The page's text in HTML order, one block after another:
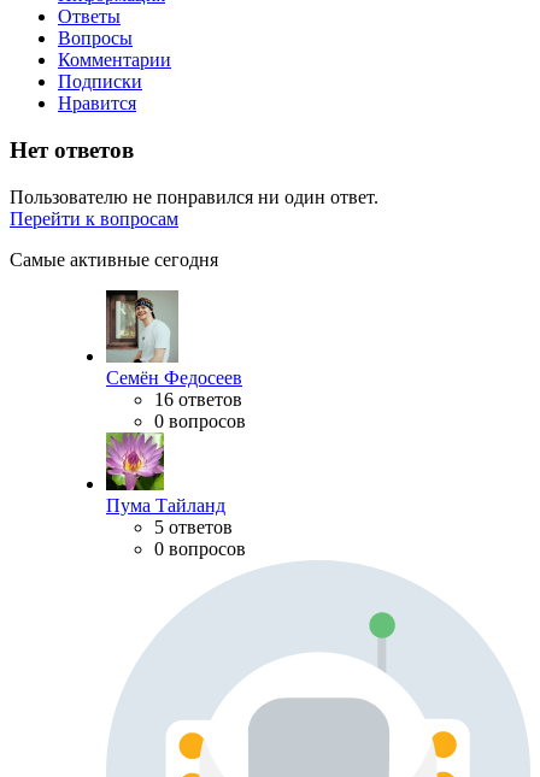
Ответы
Вопросы
Комментарии
Подписки
Нравится
Нет ответов
Пользователю не понравился ни один ответ.
Перейти к вопросам
Самые активные сегодня
Семён Федосеев
16 ответов
0 вопросов
Пума Тайланд
5 ответов
0 вопросов